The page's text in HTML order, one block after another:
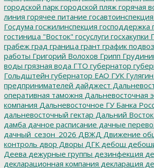
городской парк городской пляж горячая
линия горячее питание госавтоинспекция
Госдума госжилинспекция господдержка
гостиница "Восток" госуслуги госхакупки
грабеж град граница грант график
работы Григорий Волохов Грипп
воды грязная вода ГТО губернатор
Гольдштейн губернатор ЕАО ГУК Гулягин
предпринимателей дайджест
оперативная таможня Дальневосточная
компания Дальневосточное ГУ Банка
дальневосточный гектар Дальний Восток
дамба дачное расписание дачные
дачный_сезон_2026 ДВЖД Движение
контроль двор Дворы ДГК дебош
Деева дежурные группы дезинфекция
декларационная компания декларация